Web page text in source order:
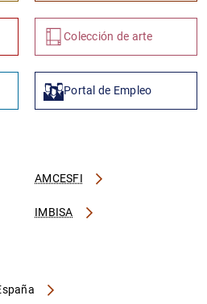
Colección de arte
Portal de Empleo
AMCESFI
IMBISA